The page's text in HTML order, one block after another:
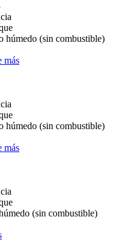
húmedo (sin combustible)
más
húmedo (sin combustible)
más
(sin combustible)